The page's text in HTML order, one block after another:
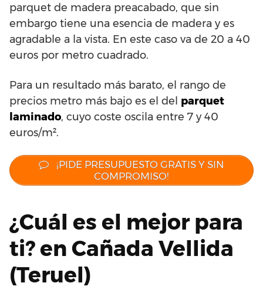
parquet de madera preacabado, que sin
embargo tiene una esencia de madera y es
agradable a la vista. En este caso va de 20 a 40
euros por metro cuadrado.
Para un resultado más barato, el rango de
precios metro más bajo es el del parquet
laminado, cuyo coste oscila entre 7 y 40
euros/m².
¡PIDE PRESUPUESTO GRATIS Y SIN
COMPROMISO!
¿Cuál es el mejor para
ti? en Cañada Vellida
(Teruel)